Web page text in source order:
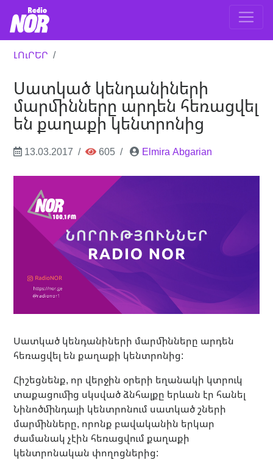
ԼՈւՐԵՐ
Սատկած կենդանիների
մարմինները արդեն հեռացվել
են քաղաքի կենտրոնից
13.03.2017 605 Elmira Abgarian
Սատկած կենդանիների մարմինները արդեն
հեռացվել են քաղաքի կենտրոնից:
Հիշեցնենք, որ վերջին օրերի եղանակի կտրուկ
տաքացումից սկսված ձնհալքը երևան էր հանել
Նինոծմինդայի կենտրոնում սատկած շների
մարմինները, որոնք բավականին երկար
ժամանակ չէին հեռացվում քաղաքի
կենտրոնական փողոցներից: